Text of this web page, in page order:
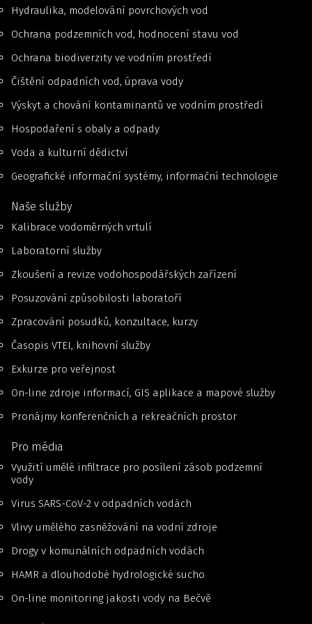
Hydraulika, modelování povrchových vod
Ochrana podzemních vod, hodnocení stavu vod
Ochrana biodiverzity ve vodním prostředí
Čištění odpadních vod, úprava vody
Výskyt a chování kontaminantů ve vodním prostředí
Hospodaření s obaly a odpady
Voda a kulturní dědictví
Geografické informační systémy, informační technologie
Naše služby
Kalibrace vodoměrných vrtulí
Laboratorní služby
Zkoušení a revize vodohospodářských zařízení
Posuzování způsobilosti laboratoří
Zpracování posudků, konzultace, kurzy
Časopis VTEI, knihovní služby
Exkurze pro veřejnost
On-line zdroje informací, GIS aplikace a mapové služby
Pronájmy konferenčních a rekreačních prostor
Pro média
Využití umělé infiltrace pro posílení zásob podzemní
vody
Virus SARS-CoV-2 v odpadních vodách
Vlivy umělého zasněžování na vodní zdroje
Drogy v komunálních odpadních vodách
HAMR a dlouhodobé hydrologické sucho
On-line monitoring jakosti vody na Bečvě